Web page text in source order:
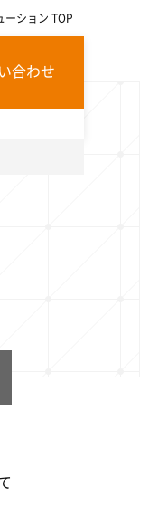
ーション TOP
合わせ